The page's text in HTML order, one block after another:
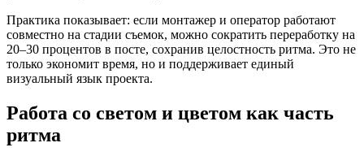
Практика показывает: если монтажер и оператор работают
совместно на стадии съемок, можно сократить переработку на
20–30 процентов в посте, сохранив целостность ритма. Это не
только экономит время, но и поддерживает единый
визуальный язык проекта.
Работа со светом и цветом как часть
ритма